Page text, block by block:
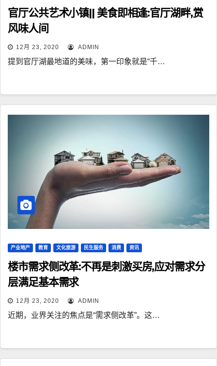
官厅公共艺术小镇|| 美食即相逢:官厅湖畔,赏
风味人间
12月 23, 2020 ADMIN
提到官厅湖最地道的美味，第一印象就是“千…
产业地产 教育 文化旅游 民生服务 消费 资讯
楼市需求侧改革:不再是刺激买房,应对需求分
层满足基本需求
12月 23, 2020 ADMIN
近期，业界关注的焦点是“需求侧改革”。这…